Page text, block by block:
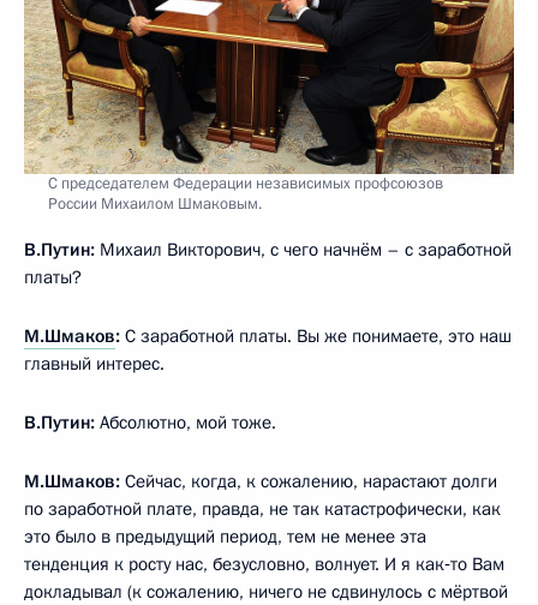
С председателем Федерации независимых профсоюзов
России Михаилом Шмаковым.
В.Путин: Михаил Викторович, с чего начнём – с заработной
платы?
М.Шмаков: С заработной платы. Вы же понимаете, это наш
главный интерес.
В.Путин: Абсолютно, мой тоже.
М.Шмаков: Сейчас, когда, к сожалению, нарастают долги
по заработной плате, правда, не так катастрофически, как
это было в предыдущий период, тем не менее эта
тенденция к росту нас, безусловно, волнует. И я как‑то Вам
докладывал (к сожалению, ничего не сдвинулось с мёртвой